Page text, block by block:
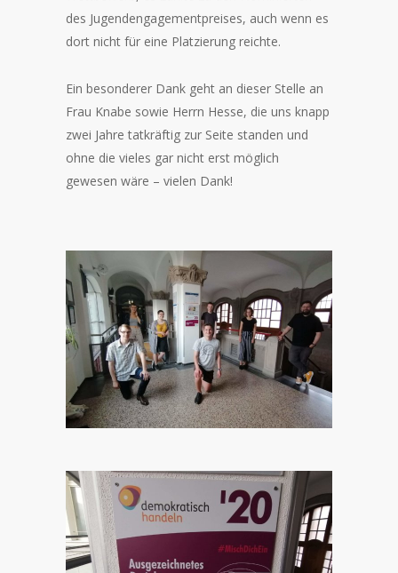
des Jugendengagementpreises, auch wenn es
dort nicht für eine Platzierung reichte.
Ein besonderer Dank geht an dieser Stelle an
Frau Knabe sowie Herrn Hesse, die uns knapp
zwei Jahre tatkräftig zur Seite standen und
ohne die vieles gar nicht erst möglich
gewesen wäre – vielen Dank!